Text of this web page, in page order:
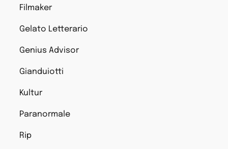
Filmaker
Gelato Letterario
Genius Advisor
Gianduiotti
Kultur
Paranormale
Rip